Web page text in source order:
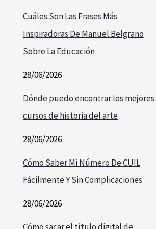
Cuáles Son Las Frases Más
Inspiradoras De Manuel Belgrano
Sobre La Educación
28/06/2026
Dónde puedo encontrar los mejores
cursos de historia del arte
28/06/2026
Cómo Saber Mi Número De CUIL
Fácilmente Y Sin Complicaciones
28/06/2026